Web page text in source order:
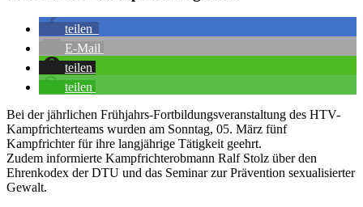
teilen
E-Mail
teilen
teilen
Bei der jährlichen Frühjahrs-Fortbildungsveranstaltung des HTV-
Kampfrichterteams wurden am Sonntag, 05. März fünf
Kampfrichter für ihre langjährige Tätigkeit geehrt.
Zudem informierte Kampfrichterobmann Ralf Stolz über den
Ehrenkodex der DTU und das Seminar zur Prävention sexualisierter
Gewalt.